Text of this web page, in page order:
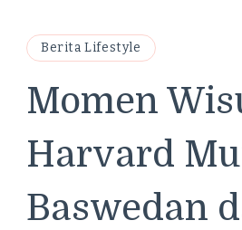
Berita Lifestyle
Momen
Harvard
Baswedan